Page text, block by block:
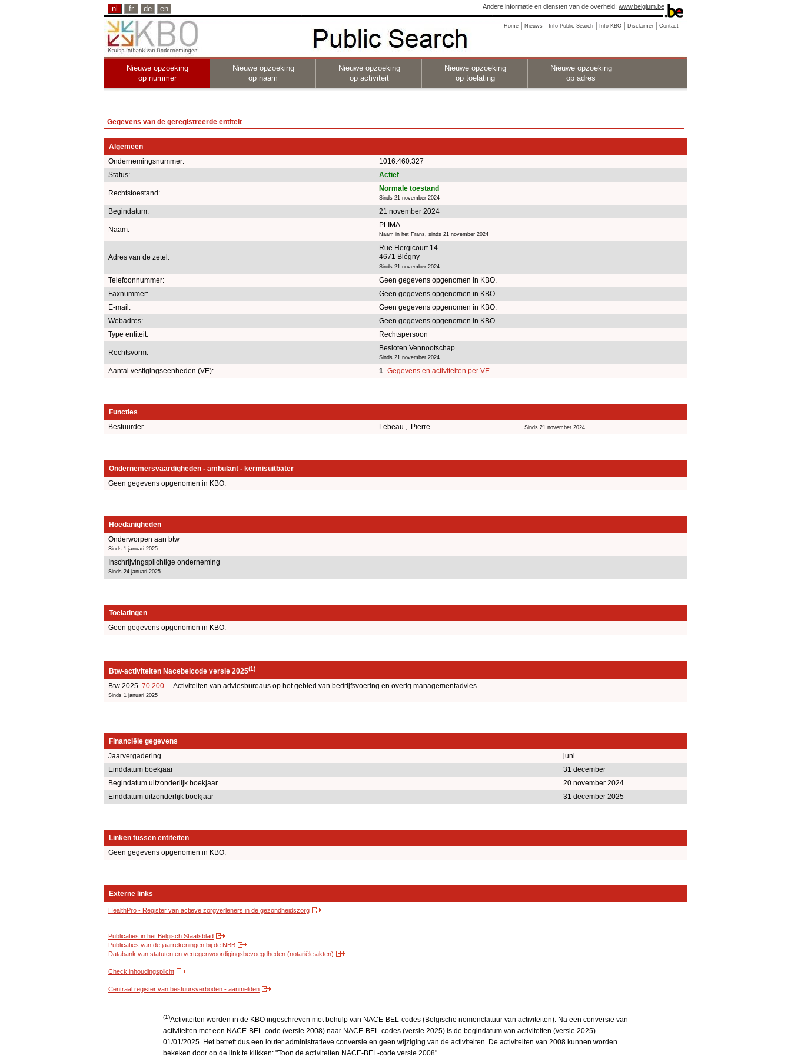
nl fr de en Andere informatie en diensten van de overheid: www.belgium.be
Home Nieuws Info Public Search Info KBO Disclaimer Contact
Nieuwe opzoeking
op nummer
Nieuwe opzoeking
op naam
Nieuwe opzoeking
op activiteit
Nieuwe opzoeking
op toelating
Nieuwe opzoeking
op adres
Gegevens van de geregistreerde entiteit
Algemeen
Ondernemingsnummer:
1016.460.327
Status:
Actief
Rechtstoestand:
Normale toestand
Sinds 21 november 2024
Begindatum: 21 november 2024
Naam:
PLIMA
Naam in het Frans, sinds 21 november 2024
Adres van de zetel:
Rue Hergicourt 14
4671 Blégny
Sinds 21 november 2024
Telefoonnummer:
Geen gegevens opgenomen in KBO.
Faxnummer:
Geen gegevens opgenomen in KBO.
E-mail:
Geen gegevens opgenomen in KBO.
Webadres:
Geen gegevens opgenomen in KBO.
Type entiteit:
Rechtspersoon
Rechtsvorm:
Besloten Vennootschap
Sinds 21 november 2024
Aantal vestigingseenheden (VE): 1 Gegevens en activiteiten per VE
Functies
Bestuurder
Lebeau , Pierre Sinds 21 november 2024
Ondernemersvaardigheden - ambulant - kermisuitbater
Geen gegevens opgenomen in KBO.
Hoedanigheden
Onderworpen aan btw
Sinds 1 januari 2025
Inschrijvingsplichtige onderneming
Sinds 24 januari 2025
Toelatingen
Geen gegevens opgenomen in KBO.
Btw-activiteiten Nacebelcode versie 2025(1)
Btw 2025 70.200 - Activiteiten van adviesbureaus op het gebied van bedrijfsvoering en overig managementadvies
Sinds 1 januari 2025
Financiële gegevens
Jaarvergadering
juni
Einddatum boekjaar
31 december
Begindatum uitzonderlijk boekjaar
20 november 2024
Einddatum uitzonderlijk boekjaar
31 december 2025
Linken tussen entiteiten
Geen gegevens opgenomen in KBO.
Externe links
HealthPro - Register van actieve zorgverleners in de gezondheidszorg
Publicaties in het Belgisch Staatsblad
Publicaties van de jaarrekeningen bij de NBB
Databank van statuten en vertegenwoordigingsbevoegdheden (notariële akten)
Check inhoudingsplicht
Centraal register van bestuursverboden - aanmelden
(1)Activiteiten worden in de KBO ingeschreven met behulp van NACE-BEL-codes (Belgische nomenclatuur van activiteiten). Na een conversie van
activiteiten met een NACE-BEL-code (versie 2008) naar NACE-BEL-codes (versie 2025) is de begindatum van activiteiten (versie 2025)
01/01/2025. Het betreft dus een louter administratieve conversie en geen wijziging van de activiteiten. De activiteiten van 2008 kunnen worden